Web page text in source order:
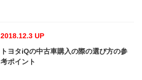
2018.12.3 UP
トヨタiQの中古車購入の際の選び方の参
考ポイント